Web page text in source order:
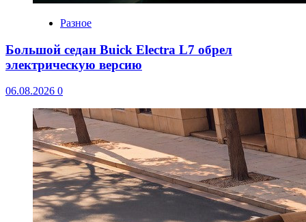
Разное
Большой седан Buick Electra L7 обрел
электрическую версию
06.08.2026 0